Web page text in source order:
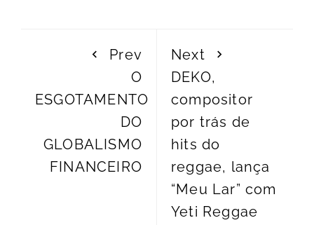
Prev
O
ESGOTAMENTO
DO
GLOBALISMO
FINANCEIRO
Next
DEKO,
compositor
por trás de
hits do
reggae, lança
“Meu Lar” com
Yeti Reggae